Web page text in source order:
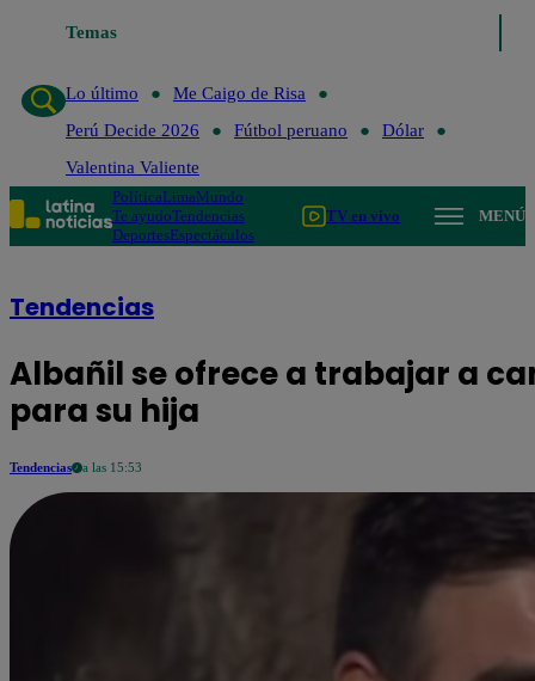
Temas
Me Caigo de Risa
Lo último
Me Caigo de Risa
Perú Decide 2026
Fútbol peruano
Dólar
Valentina Valiente
PolíticaLimaMundo
Te ayudoTendencias
DeportesEspectáculos
TV en vivo MENÚ
Tendencias
Albañil se ofrece a trabajar a
para su hija
Tendencias a las 15:53